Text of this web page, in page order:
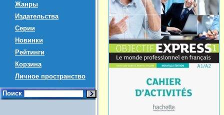
Жанры
Издательства
Серии
Новинки
Рейтинги
Корзина
Личное пространство
Поиск